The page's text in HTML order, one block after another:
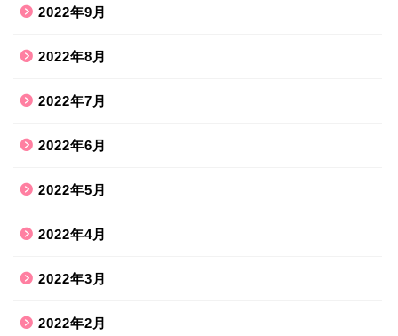
2022年9月
2022年8月
2022年7月
2022年6月
2022年5月
2022年4月
2022年3月
2022年2月